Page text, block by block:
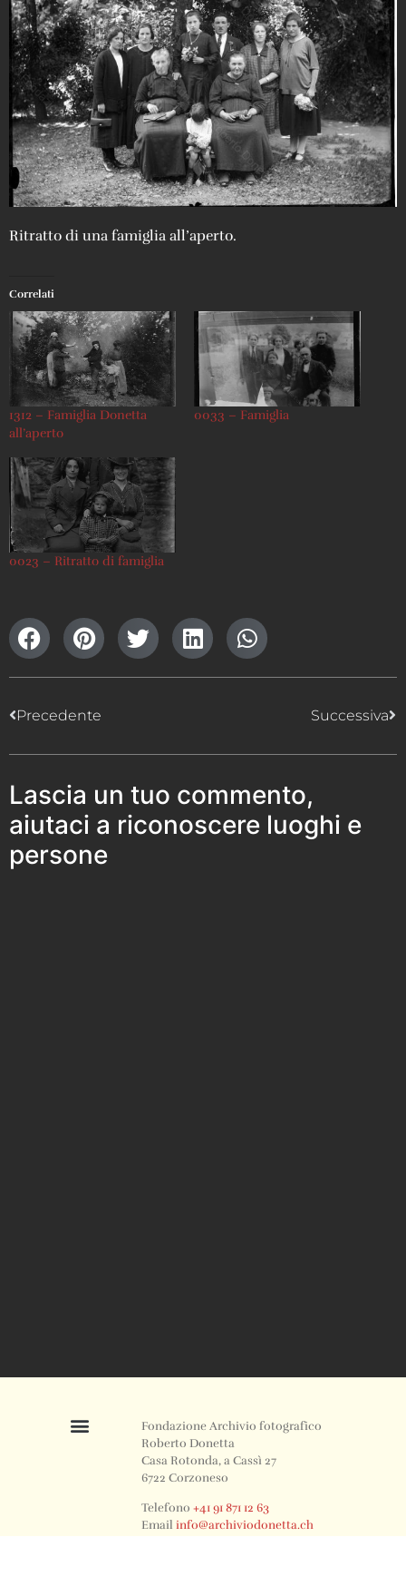
Ritratto di una famiglia all’aperto.
Correlati
1312 – Famiglia Donetta
all’aperto
0033 – Famiglia
0023 – Ritratto di famiglia
Precedente Successiva
Lascia un tuo commento,
aiutaci a riconoscere luoghi e
persone
Fondazione Archivio fotografico
Roberto Donetta
Casa Rotonda, a Cassì 27
6722 Corzoneso
Telefono+41 91 871 12 63
Emailinfo@archiviodonetta.ch